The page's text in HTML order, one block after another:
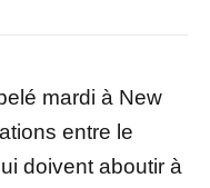
mardi à New
entre le
doivent aboutir à